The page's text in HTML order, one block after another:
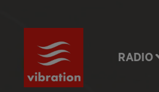
RADIO